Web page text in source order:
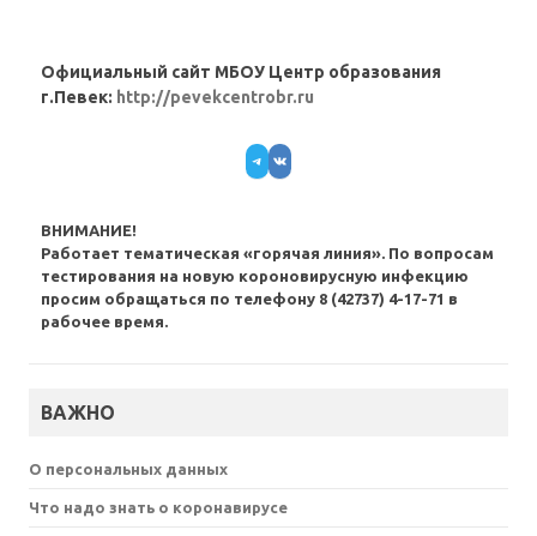
Официальный сайт МБОУ Центр образования
г.Певек: http://pevekcentrobr.ru
Telegram
VK
ВНИМАНИЕ!
Работает тематическая «горячая линия». По вопросам
тестирования на новую короновирусную инфекцию
просим обращаться по телефону 8 (42737) 4-17-71 в
рабочее время.
ВАЖНО
О персональных данных
Что надо знать о коронавирусе